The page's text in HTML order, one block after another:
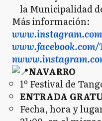
la Municipalidad
Más información:
NAVARRO
1º Festival de
ENTRADA
Fecha, hora y